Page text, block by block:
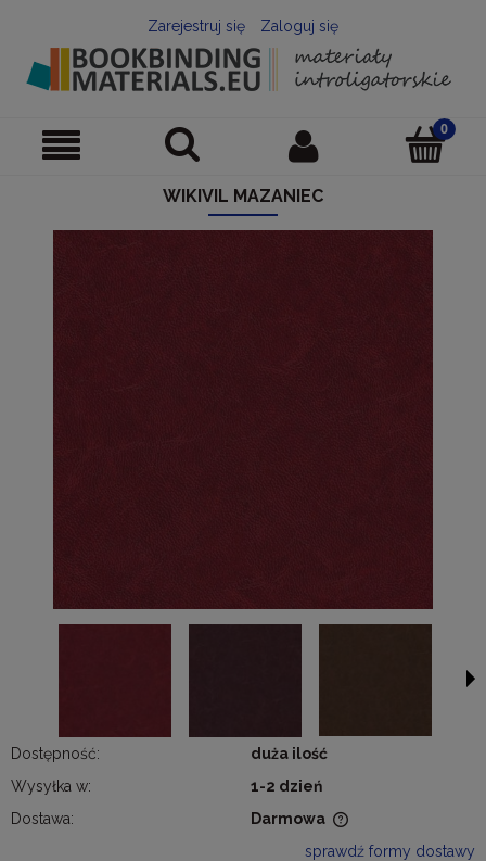
Zarejestruj się Zaloguj się
WIKIVIL MAZANIEC
Dostępność:
duża ilość
Wysyłka w:
1-2 dzień
Dostawa:
Darmowa
sprawdź formy dostawy